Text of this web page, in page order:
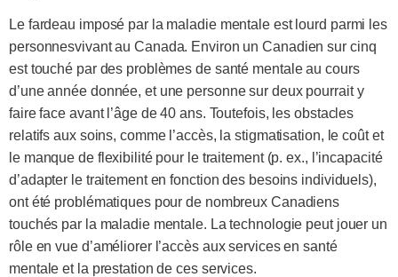
Le fardeau imposé par la maladie mentale est lourd parmi les
personnesvivant au Canada. Environ un Canadien sur cinq
est touché par des problèmes de santé mentale au cours
d’une année donnée, et une personne sur deux pourrait y
faire face avant l’âge de 40 ans. Toutefois, les obstacles
relatifs aux soins, comme l’accès, la stigmatisation, le coût et
le manque de flexibilité pour le traitement (p. ex., l’incapacité
d’adapter le traitement en fonction des besoins individuels),
ont été problématiques pour de nombreux Canadiens
touchés par la maladie mentale. La technologie peut jouer un
rôle en vue d’améliorer l’accès aux services en santé
mentale et la prestation de ces services.